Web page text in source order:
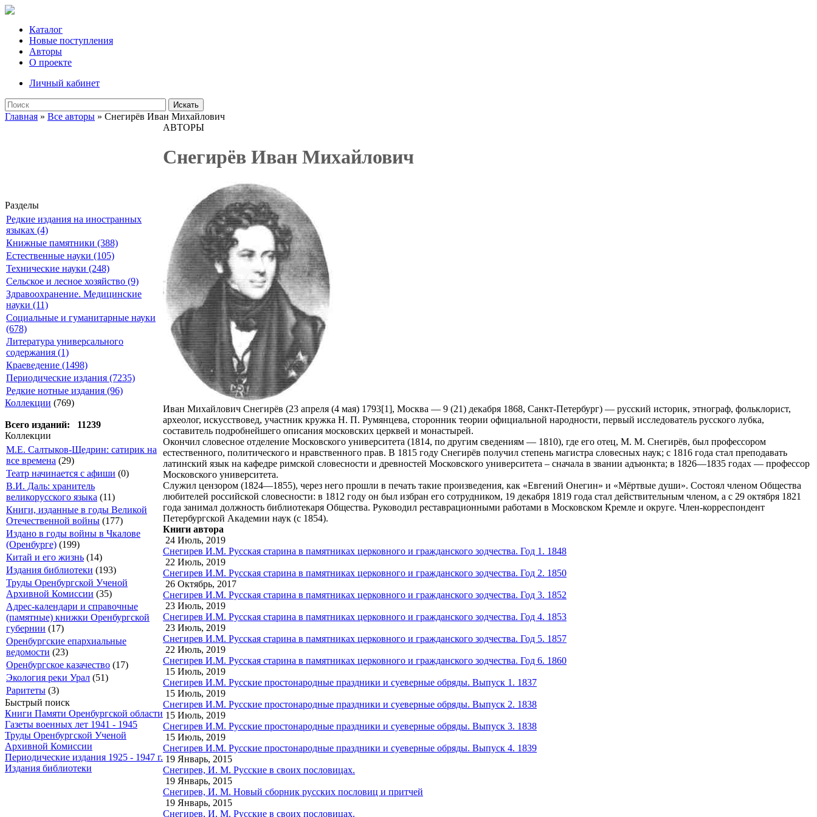
Каталог
Новые поступления
Авторы
О проекте
Личный кабинет
Искать
Главная » Все авторы » Снегирёв Иван Михайлович
Разделы
Редкие издания на иностранных
языках (4)
Книжные памятники (388)
Естественные науки (105)
Технические науки (248)
Сельское и лесное хозяйство (9)
Здравоохранение. Медицинские
науки (11)
Социальные и гуманитарные науки
(678)
Литература универсального
содержания (1)
Краеведение (1498)
Периодические издания (7235)
Редкие нотные издания (96)
Коллекции (769)
Всего изданий: 11239
Коллекции
М.Е. Салтыков-Щедрин: сатирик на
все времена (29)
Театр начинается с афиши (0)
В.И. Даль: хранитель
великорусского языка (11)
Книги, изданные в годы Великой
Отечественной войны (177)
Издано в годы войны в Чкалове
(Оренбурге) (199)
Китай и его жизнь (14)
Издания библиотеки (193)
Труды Оренбургской Ученой
Архивной Комиссии (35)
Адрес-календари и справочные
(памятные) книжки Оренбургской
губернии (17)
Оренбургские епархиальные
ведомости (23)
Оренбургское казачество (17)
Экология реки Урал (51)
Раритеты (3)
Быстрый поиск
Книги Памяти Оренбургской области
Газеты военных лет 1941 - 1945
Труды Оренбургской Ученой
Архивной Комиссии
Периодические издания 1925 - 1947 г.
Издания библиотеки
АВТОРЫ
Снегирёв Иван Михайлович
Иван Михайлович Снегирёв (23 апреля (4 мая) 1793[1], Москва — 9 (21) декабря 1868, Санкт-Петербург) — русский историк, этнограф, фольклорист,
археолог, искусствовед, участник кружка Н. П. Румянцева, сторонник теории официальной народности, первый исследователь русского лубка,
составитель подробнейшего описания московских церквей и монастырей.
Окончил словесное отделение Московского университета (1814, по другим сведениям — 1810), где его отец, М. М. Снегирёв, был профессором
естественного, политического и нравственного прав. В 1815 году Снегирёв получил степень магистра словесных наук; с 1816 года стал преподавать
латинский язык на кафедре римской словесности и древностей Московского университета – сначала в звании адъюнкта; в 1826—1835 годах — профессор
Московского университета.
Служил цензором (1824—1855), через него прошли в печать такие произведения, как «Евгений Онегин» и «Мёртвые души». Состоял членом Общества
любителей российской словесности: в 1812 году он был избран его сотрудником, 19 декабря 1819 года стал действительным членом, а с 29 октября 1821
года занимал должность библиотекаря Общества. Руководил реставрационными работами в Московском Кремле и округе. Член-корреспондент
Петербургской Академии наук (с 1854).
Книги автора
24 Июль, 2019
Снегирев И.М. Русская старина в памятниках церковного и гражданского зодчества. Год 1. 1848
22 Июль, 2019
Снегирев И.М. Русская старина в памятниках церковного и гражданского зодчества. Год 2. 1850
26 Октябрь, 2017
Снегирев И.М. Русская старина в памятниках церковного и гражданского зодчества. Год 3. 1852
23 Июль, 2019
Снегирев И.М. Русская старина в памятниках церковного и гражданского зодчества. Год 4. 1853
23 Июль, 2019
Снегирев И.М. Русская старина в памятниках церковного и гражданского зодчества. Год 5. 1857
22 Июль, 2019
Снегирев И.М. Русская старина в памятниках церковного и гражданского зодчества. Год 6. 1860
15 Июль, 2019
Снегирев И.М. Русские простонародные праздники и суеверные обряды. Выпуск 1. 1837
15 Июль, 2019
Снегирев И.М. Русские простонародные праздники и суеверные обряды. Выпуск 2. 1838
15 Июль, 2019
Снегирев И.М. Русские простонародные праздники и суеверные обряды. Выпуск 3. 1838
15 Июль, 2019
Снегирев И.М. Русские простонародные праздники и суеверные обряды. Выпуск 4. 1839
19 Январь, 2015
Снегирев, И. М. Русские в своих пословицах.
19 Январь, 2015
Снегирев, И. М. Новый сборник русских пословиц и притчей
19 Январь, 2015
Снегирев, И. М. Русские в своих пословицах.